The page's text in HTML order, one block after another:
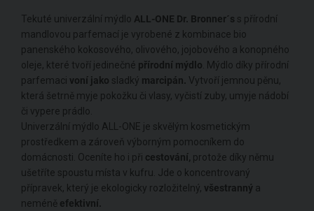
Tekuté univerzální mýdlo ALL-ONE Dr. Bronner´s s přírodní
mandlovou parfemací je vyrobené z kombinace bio
panenského kokosového, olivového, jojobového a konopného
oleje, které tvoří jedinečné přírodní mýdlo. Mýdlo díky přírodní
parfemaci voní jako sladký marcipán. Vytvoří jemnou pěnu,
která šetrně myje pokožku či vlasy, vyčistí zuby, umyje nádobí
či vypere prádlo.
Univerzální mýdlo ALL-ONE je skvělým kosmetickým
prostředkem a zároveň výborným pomocníkem do
domácnosti. Oceníte ho i při cestování, protože díky němu
ušetříte spoustu místa v kufru. Jde o koncentrovaný
přípravek, který je ekologicky rozložitelný, všestranný a
neméně efektivní.